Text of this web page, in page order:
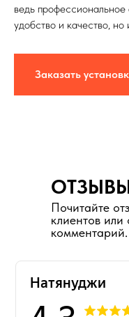
ведь профессиональное
удобство и качество,
Заказать
Почитайте
клиентов или
комментарий.